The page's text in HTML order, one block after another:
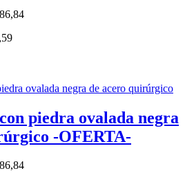
piedra ovalada negra
-OFERTA-